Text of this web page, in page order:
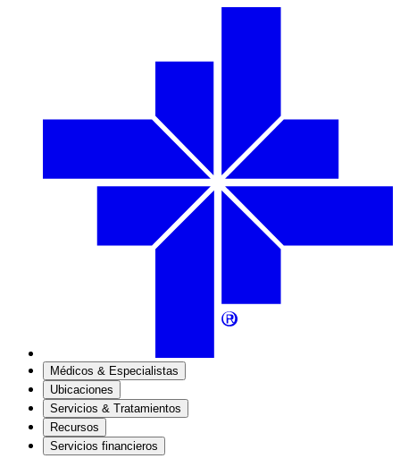
Médicos & Especialistas
Ubicaciones
Servicios & Tratamientos
Recursos
Servicios financieros